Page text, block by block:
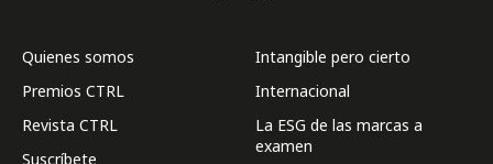
Quienes somos
Premios CTRL
Revista CTRL
Suscríbete
Intangible pero cierto
Internacional
La ESG de las marcas a
examen